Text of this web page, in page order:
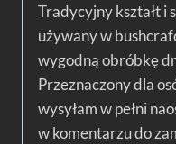
Tradycyjny kształt i
używany w
wygodną obróbkę
Przeznaczony dla
wysyłam w pełni
w komentarzu do